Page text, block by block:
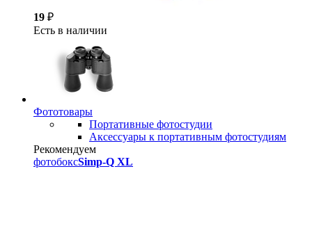
19 ₽
Есть в наличии
Фототовары
Портативные фотостудии
Аксессуары к портативным фотостудиям
Рекомендуем
фотобоксSimp-Q XL